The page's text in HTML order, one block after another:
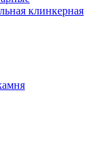
клинкерная